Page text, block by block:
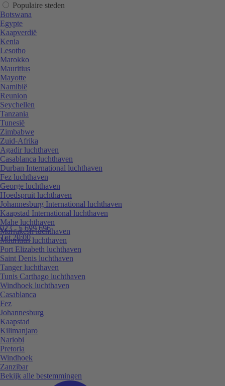
023 - 5 699 696
Tot 20:00
Populaire steden
Botswana
Egypte
Kaapverdië
Kenia
Lesotho
Marokko
Mauritius
Mayotte
Namibië
Reunion
Seychellen
Tanzania
Tunesië
Zimbabwe
Zuid-Afrika
Agadir luchthaven
Casablanca luchthaven
Durban International luchthaven
Fez luchthaven
George luchthaven
Hoedspruit luchthaven
Johannesburg International luchthaven
Kaapstad International luchthaven
Mahe luchthaven
Marrakesh luchthaven
Mauritius luchthaven
Port Elizabeth luchthaven
Saint Denis luchthaven
Tanger luchthaven
Tunis Carthago luchthaven
Windhoek luchthaven
Casablanca
Fez
Johannesburg
Kaapstad
Kilimanjaro
Nariobi
Pretoria
Windhoek
Zanzibar
Bekijk alle bestemmingen